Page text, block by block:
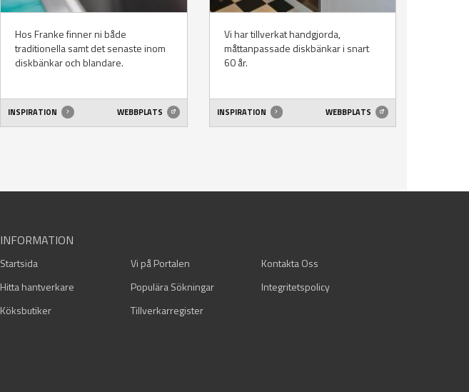
Hos Franke finner ni både
traditionella samt det senaste inom
diskbänkar och blandare.
INSPIRATION WEBBPLATS
Vi har tillverkat handgjorda,
måttanpassade diskbänkar i snart
60 år.
INSPIRATION WEBBPLATS
INFORMATION
Startsida Vi på Portalen
Kontakta Oss
Hitta hantverkare
Populära Sökningar
Integritetspolicy
Köksbutiker
Tillverkarregister